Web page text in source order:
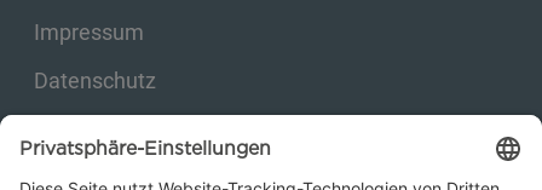
Impressum
Datenschutz
Privatsphäre-Einstellungen